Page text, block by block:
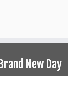
Brand New Day